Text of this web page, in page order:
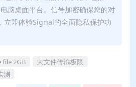
脑桌面平台。信号加密确保您的对
立即体验Signal的全面隐私保护功
file 2GB
大文件传输极限
测